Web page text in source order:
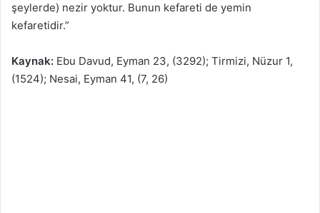
şeylerde) nezir yoktur. Bunun kefareti de yemin
kefaretidir.”
Kaynak: Ebu Davud, Eyman 23, (3292); Tirmizi, Nüzur 1,
(1524); Nesai, Eyman 41, (7, 26)